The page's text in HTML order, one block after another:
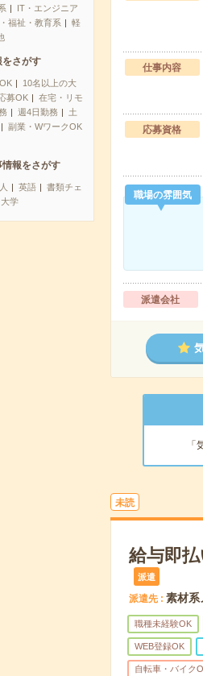
IT・エンジニア
福祉・教育系
軽
をさがす
10名以上の大
募OK
在宅・リモ
週4日勤務
土
副業・WワークOK
情報をさがす
英語
書類チェ
大学
仕事内容
応募資格
職場の雰囲気
派遣会社
未読
給与即
派遣
派遣先 素材系
職種未経験OK
WEB登録OK
自転車・バイク